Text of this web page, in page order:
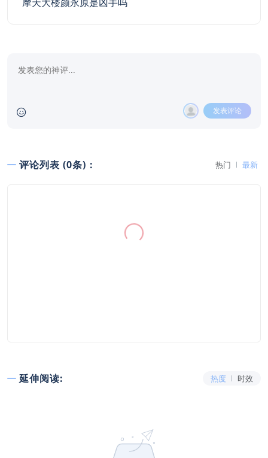
发表评论
评论列表 (0条)： 热门 最新
延伸阅读: 热度 时效